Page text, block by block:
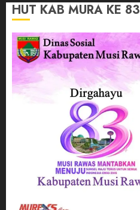
HUT KAB MURA KE 83